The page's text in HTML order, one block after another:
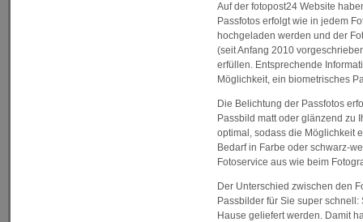
Auf der fotopost24 Website
Passfotos erfolgt wie in jedem
hochgeladen werden und der
(seit Anfang 2010
erfüllen. Entsprechende
Möglichkeit, ein biometrisches
Die Belichtung der Passfotos
Passbild matt oder glänzend zu
optimal, sodass die Möglichkeit
Bedarf in Farbe oder schwarz-
Fotoservice aus wie beim
Der Unterschied zwischen den
Passbilder für Sie super
Hause geliefert werden. Damit